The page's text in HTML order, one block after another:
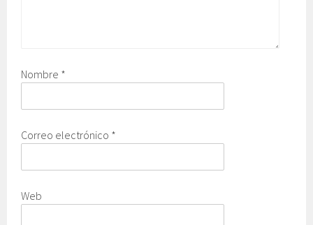
Nombre *
Correo electrónico *
Web